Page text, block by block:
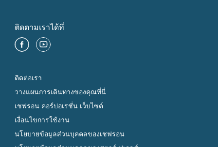
ติดตามเราได้ที่
ติดต่อเรา
วางแผนการเดินทางของคุณที่นี่
เชฟรอน คอร์ปอเรชั่น เว็บไซต์
เงื่อนไขการใช้งาน
นโยบายข้อมูลส่วนบุคคลของเชฟรอน